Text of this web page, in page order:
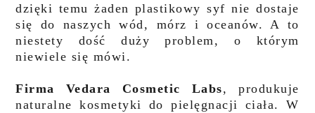
dzięki temu żaden plastikowy syf nie dostaje
się do naszych wód, mórz i oceanów. A to
niestety dość duży problem, o którym
niewiele się mówi.
Firma Vedara Cosmetic Labs, produkuje
naturalne kosmetyki do pielęgnacji ciała. W